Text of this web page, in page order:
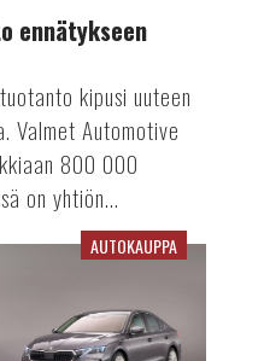
ennätykseen
kipusi uuteen
Valmet Automotive
800 000
on yhtiön...
AUTOKAUPPA